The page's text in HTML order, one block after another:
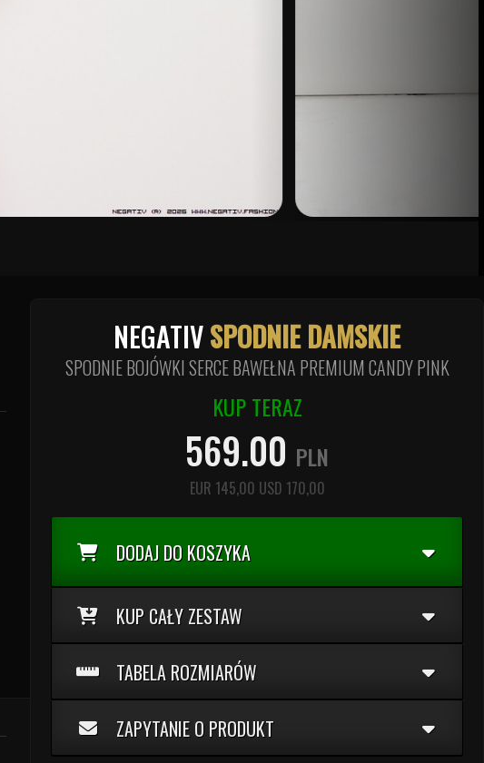
NEGATIVSPODNIE DAMSKIE
SPODNIE BOJÓWKI SERCE BAWEŁNA PREMIUM CANDY PINK
KUP TERAZ
569.00 PLN
EUR 145,00 USD 170,00
DODAJ DO KOSZYKA
KUP CAŁY ZESTAW
TABELA ROZMIARÓW
ZAPYTANIE O PRODUKT